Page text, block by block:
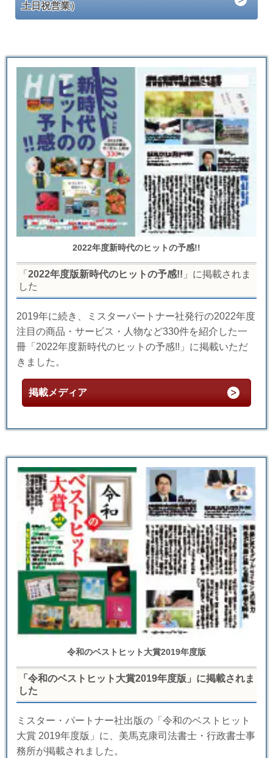
土日祝営業）
2022年度新時代のヒットの予感!!
「 2022年度版新時代のヒットの予感!! 」に掲載されま
した
2019年に続き、ミスターパートナー社発行の2022年度
注目の商品・サービス・人物など330件を紹介した一
冊「2022年度新時代のヒットの予感!!」に掲載いただ
きました。
掲載メディア
令和のベストヒット大賞2019年度版
「令和のベストヒット大賞2019年度版」に掲載されま
した
ミスター・パートナー社出版の「令和のベストヒット
大賞 2019年度版」に、美馬克康司法書士・行政書士事
務所が掲載されました。